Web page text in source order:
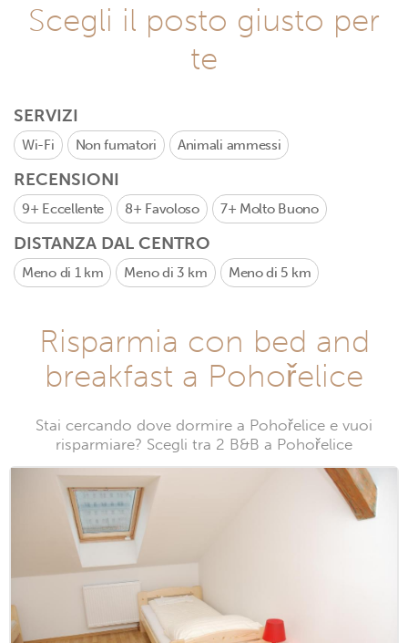
Scegli il posto giusto per
te
SERVIZI
Wi-Fi Non fumatori Animali ammessi
RECENSIONI
9+ Eccellente 8+ Favoloso 7+ Molto Buono
DISTANZA DAL CENTRO
Meno di 1 km Meno di 3 km Meno di 5 km
Risparmia con bed and
breakfast a Pohořelice
Stai cercando dove dormire a Pohořelice e vuoi
risparmiare? Scegli tra 2 B&B a Pohořelice